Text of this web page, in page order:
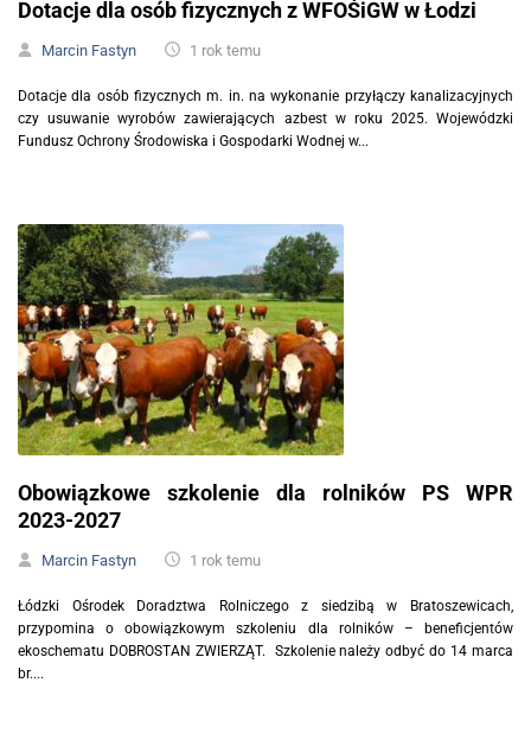
Dotacje dla osób fizycznych z WFOŚiGW w Łodzi
Marcin Fastyn 1 rok temu
Dotacje dla osób fizycznych m. in. na wykonanie przyłączy kanalizacyjnych
czy usuwanie wyrobów zawierających azbest w roku 2025. Wojewódzki
Fundusz Ochrony Środowiska i Gospodarki Wodnej w...
Obowiązkowe szkolenie dla rolników PS WPR
2023-2027
Marcin Fastyn 1 rok temu
Łódzki Ośrodek Doradztwa Rolniczego z siedzibą w Bratoszewicach,
przypomina o obowiązkowym szkoleniu dla rolników – beneficjentów
ekoschematu DOBROSTAN ZWIERZĄT. Szkolenie należy odbyć do 14 marca
br....